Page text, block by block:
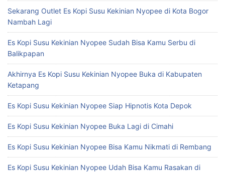
Sekarang Outlet Es Kopi Susu Kekinian Nyopee di Kota Bogor
Nambah Lagi
Es Kopi Susu Kekinian Nyopee Sudah Bisa Kamu Serbu di
Balikpapan
Akhirnya Es Kopi Susu Kekinian Nyopee Buka di Kabupaten
Ketapang
Es Kopi Susu Kekinian Nyopee Siap Hipnotis Kota Depok
Es Kopi Susu Kekinian Nyopee Buka Lagi di Cimahi
Es Kopi Susu Kekinian Nyopee Bisa Kamu Nikmati di Rembang
Es Kopi Susu Kekinian Nyopee Udah Bisa Kamu Rasakan di